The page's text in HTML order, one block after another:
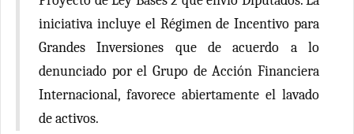
iniciativa incluye el Régimen de Incentivo para
Grandes Inversiones que de acuerdo a lo
denunciado por el Grupo de Acción Financiera
Internacional, favorece abiertamente el lavado
de activos.